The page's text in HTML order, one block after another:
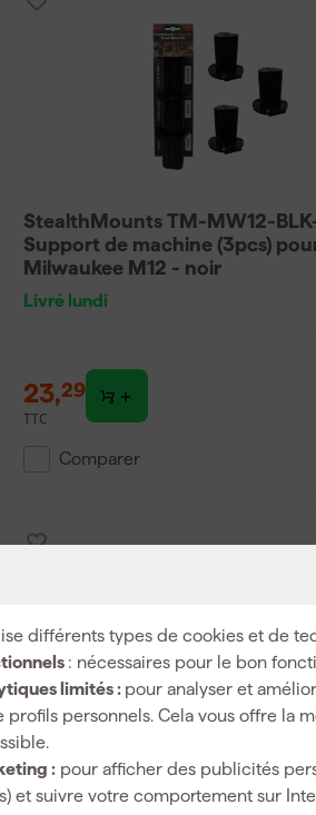
différents types de cookies et de
: nécessaires pour le bon
limités : pour analyser et
profils personnels. Cela vous offre la
: pour afficher des publicités
et suivre votre comportement sur
StealthMounts TM-MW12-
Support de machine (3pcs)
Milwaukee M12 - noir
Livré lundi
23,29
TTC
Comparer
StealthMounts TM-BO18-BLK-
machine pour Bosch 18V - Noir